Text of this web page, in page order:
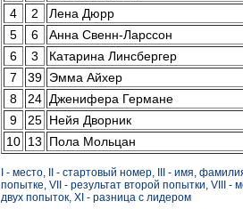
4
2
Лена Дюрр
5
6
Анна Свенн-Ларссон
6
3
Катарина Линсбергер
7
39 Эмма Айхер
8
24 Дженифера Германе
9
25 Нейя Дворник
10 13 Пола Мольцан
I - место, II - стартовый номер, III - имя,
попытке, VII - результат второй попытки, VIII -
двух попыток, XI - разница с лидером